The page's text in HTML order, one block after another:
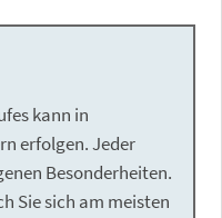
kann in
erfolgen. Jeder
Besonderheiten.
Sie sich am meisten